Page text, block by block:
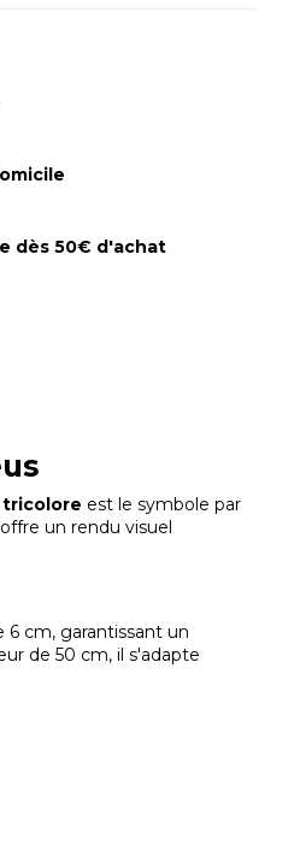
dès 50€ d'achat
tricolore est le symbole par
un rendu visuel
6 cm, garantissant un
de 50 cm, il s'adapte